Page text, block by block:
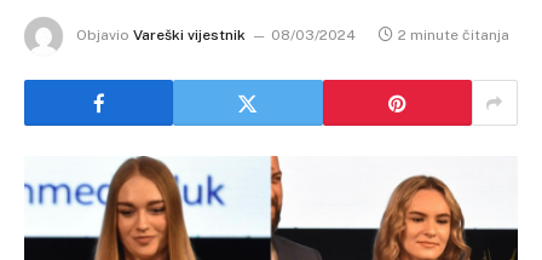
Objavio Vareški vijestnik 08/03/2024 2 minute čitanja